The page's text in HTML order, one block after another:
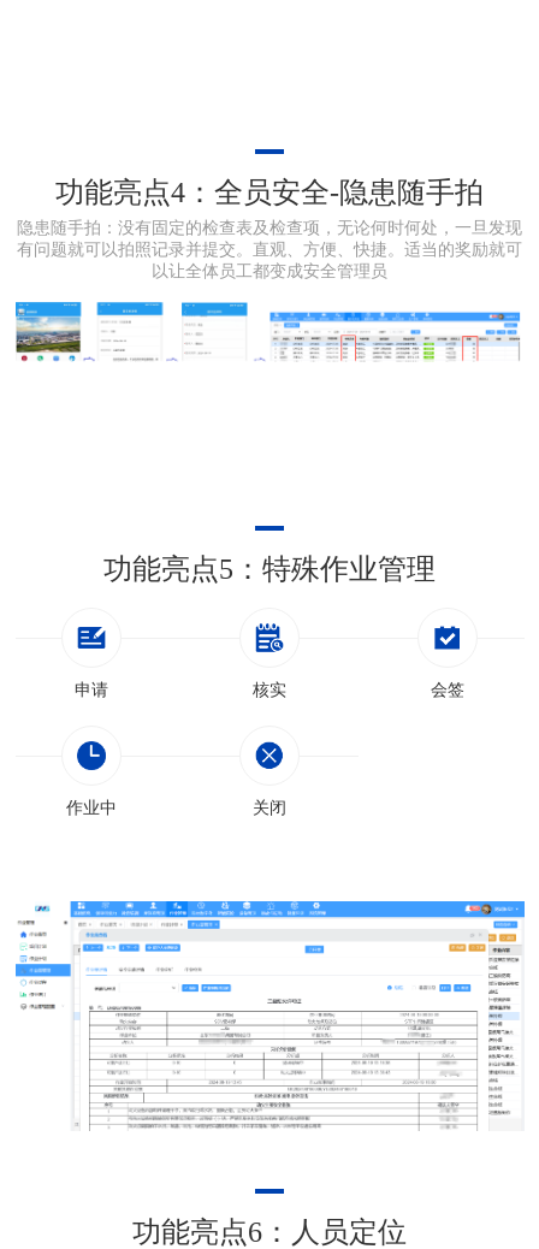
功能亮点4：全员安全-隐患随手拍
隐患随手拍：没有固定的检查表及检查项，无论何时何处，一旦发现
有问题就可以拍照记录并提交。直观、方便、快捷。适当的奖励就可
以让全体员工都变成安全管理员
功能亮点5：特殊作业管理
申请 核实 会签
作业中 关闭
功能亮点6：人员定位